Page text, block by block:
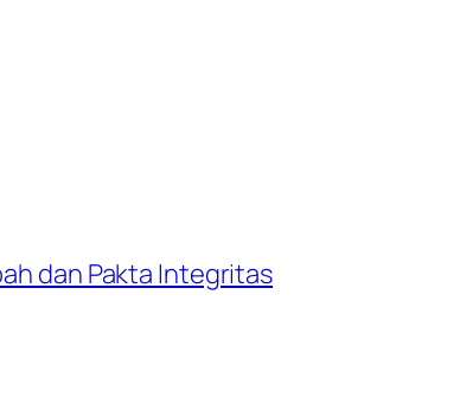
dan Pakta Integritas